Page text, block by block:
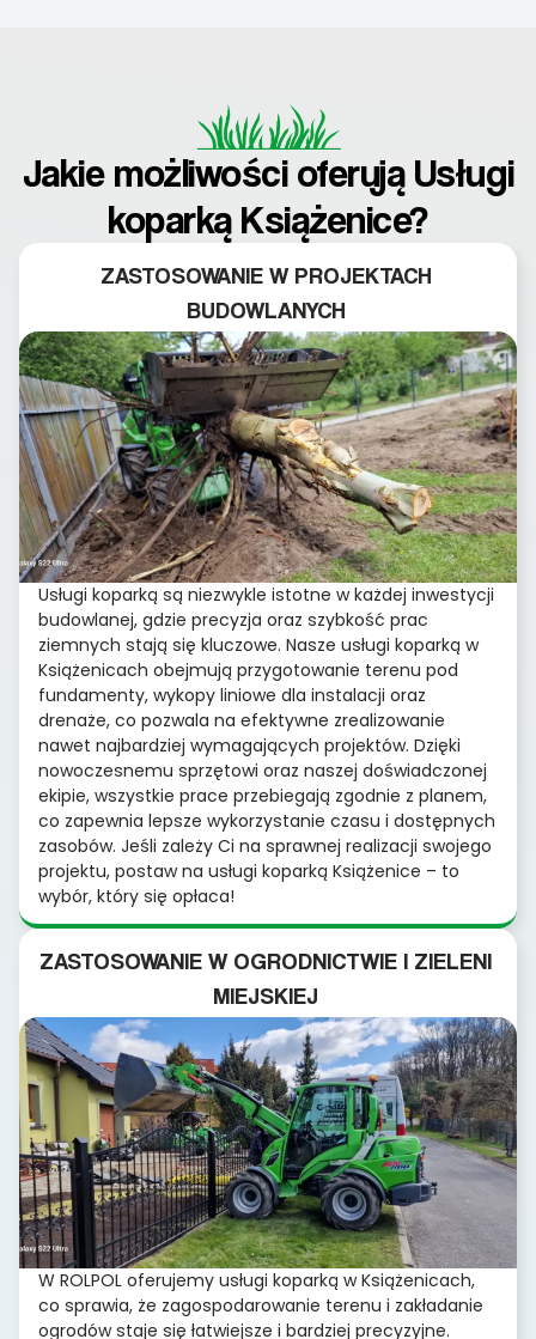
Jakie możliwości oferują Usługi
koparką Książenice?
ZASTOSOWANIE W PROJEKTACH
BUDOWLANYCH
Usługi koparką są niezwykle istotne w każdej inwestycji
budowlanej, gdzie precyzja oraz szybkość prac
ziemnych stają się kluczowe. Nasze usługi koparką w
Książenicach obejmują przygotowanie terenu pod
fundamenty, wykopy liniowe dla instalacji oraz
drenaże, co pozwala na efektywne zrealizowanie
nawet najbardziej wymagających projektów. Dzięki
nowoczesnemu sprzętowi oraz naszej doświadczonej
ekipie, wszystkie prace przebiegają zgodnie z planem,
co zapewnia lepsze wykorzystanie czasu i dostępnych
zasobów. Jeśli zależy Ci na sprawnej realizacji swojego
projektu, postaw na usługi koparką Książenice – to
wybór, który się opłaca!
ZASTOSOWANIE W OGRODNICTWIE I ZIELENI
MIEJSKIEJ
W ROLPOL oferujemy usługi koparką w Książenicach,
co sprawia, że zagospodarowanie terenu i zakładanie
ogrodów staje się łatwiejsze i bardziej precyzyjne.